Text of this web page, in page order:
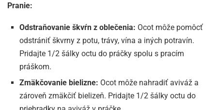
Pranie:
Odstraňovanie škvŕn z oblečenia: Ocot môže pomôcť
odstrániť škvrny z potu, trávy, vína a iných potravín.
Pridajte 1/2 šálky octu do práčky spolu s pracím
práškom.
Zmäkčovanie bielizne: Ocot môže nahradiť aviváž a
zároveň zmäkčiť bielizeň. Pridajte 1/2 šálky octu do